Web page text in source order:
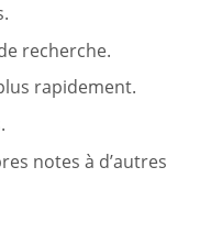
recherche.
rapidement.
notes à d’autres